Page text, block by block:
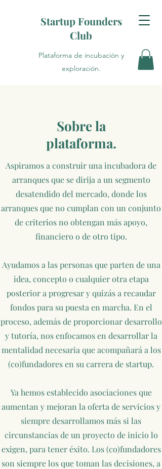
Startup Founders
Club
Plataforma de incubación y
exploración.
Sobre la
plataforma.
Aspiramos a construir una incubadora de
arranques que se dirija a un segmento
desatendido del mercado, donde los
arranques que no cumplan con un conjunto
de criterios no obtengan más apoyo,
financiero o de otro tipo.
Ayudamos a las personas que parten de una
idea, concepto o cualquier otra etapa
posterior a progresar y quizás a recaudar
fondos para su puesta en marcha. En el
proceso, además de proporcionar desarrollo
y tutoría, nos enfocamos en desarrollar la
mentalidad necesaria que acompañará a los
(co)fundadores en su carrera de startup.
Ya hemos establecido asociaciones que
aumentan y mejoran la oferta de servicios y
siempre desarrollamos más si las
circunstancias de un proyecto de inicio lo
exigen, para tener éxito. Los (co)fundadores
son siempre los que toman las decisiones, a